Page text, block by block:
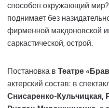
способен окружающий
поднимает без
фирменной макдоновской
саркастической, острой.
Постановка в Театре
актерский состав: в
Снисаренко-Кульчицкая,